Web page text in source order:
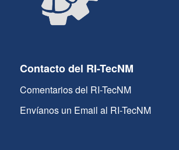
Contacto del RI-TecNM
Comentarios del RI-TecNM
Envíanos un Email al RI-TecNM